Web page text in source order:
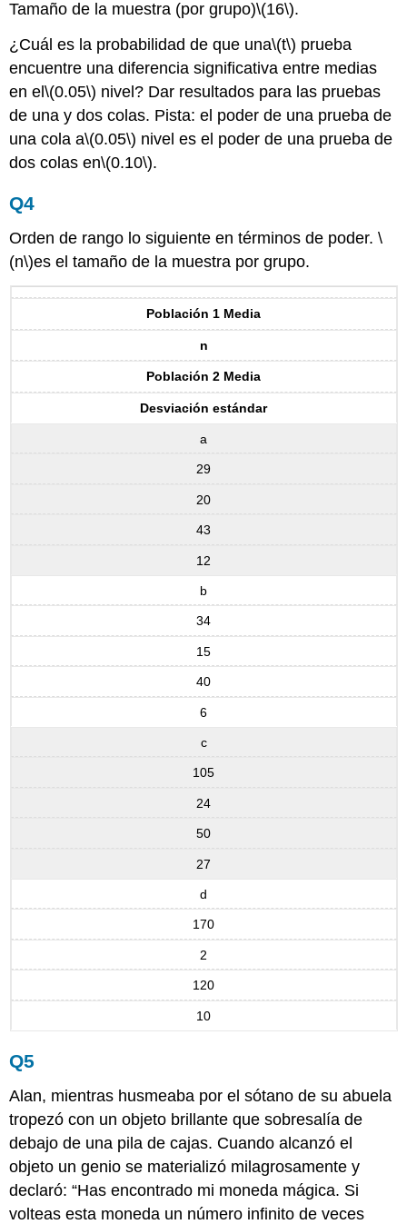
Tamaño de la muestra (por grupo)\(16\).
¿Cuál es la probabilidad de que una\(t\) prueba
encuentre una diferencia significativa entre medias
en el\(0.05\) nivel? Dar resultados para las pruebas
de una y dos colas. Pista: el poder de una prueba de
una cola a\(0.05\) nivel es el poder de una prueba de
dos colas en\(0.10\).
Q4
Orden de rango lo siguiente en términos de poder.\
(n\)es el tamaño de la muestra por grupo.
Población 1 Media
n
Población 2 Media
Desviación estándar
a
29
20
43
12
b
34
15
40
6
c
105
24
50
27
d
170
2
120
10
Q5
Alan, mientras husmeaba por el sótano de su abuela
tropezó con un objeto brillante que sobresalía de
debajo de una pila de cajas. Cuando alcanzó el
objeto un genio se materializó milagrosamente y
declaró: “Has encontrado mi moneda mágica. Si
volteas esta moneda un número infinito de veces